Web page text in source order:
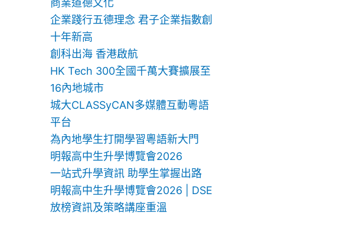
商業道德文化
企業踐行五德理念 君子企業指數創
十年新高
創科出海 香港啟航
HK Tech 300全國千萬大賽擴展至
16內地城市
城大CLASSyCAN多媒體互動粵語
平台
為內地學生打開學習粵語新大門
明報高中生升學博覽會2026
一站式升學資訊 助學生掌握出路
明報高中生升學博覽會2026 | DSE
放榜資訊及策略講座重溫